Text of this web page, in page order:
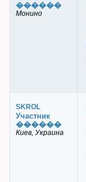
������
Монино
SKROL
Участник
������
Киев, Украина